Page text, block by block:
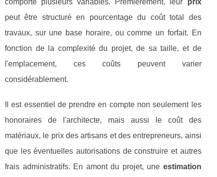
peut être structuré en pourcentage du coût total des
travaux, sur une base horaire, ou comme un forfait. En
fonction de la complexité du projet, de sa taille, et de
l'emplacement, ces coûts peuvent varier
considérablement.
Il est essentiel de prendre en compte non seulement les
honoraires de l'architecte, mais aussi le coût des
matériaux, le prix des artisans et des entrepreneurs, ainsi
que les éventuelles autorisations de construire et autres
frais administratifs. En amont du projet, une estimation